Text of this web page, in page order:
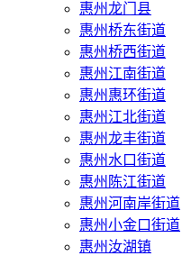
惠州‌龙门县
惠州桥东街道
惠州桥西街道
惠州江南街道
惠州惠环街道
惠州江北街道
惠州龙丰街道
惠州水口街道
惠州陈江街道
惠州河南岸街道
惠州小金口街道
惠州汝湖镇